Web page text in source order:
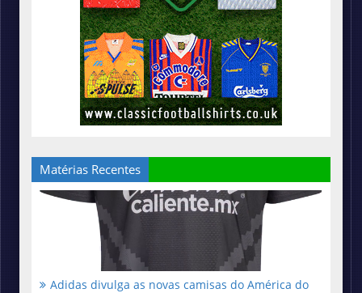
Matérias Recentes
Adidas divulga as novas camisas do América do